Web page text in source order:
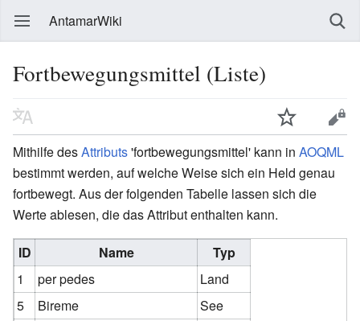
AntamarWiki
Fortbewegungsmittel (Liste)
Mithilfe desAttributs'fortbewegungsmittel' kann in AOQML
bestimmt werden, auf welche Weise sich ein Held genau
fortbewegt. Aus der folgenden Tabelle lassen sich die
Werte ablesen, die das Attribut enthalten kann.
ID Name
Typ
1
per pedes
Land
5
Bireme
See